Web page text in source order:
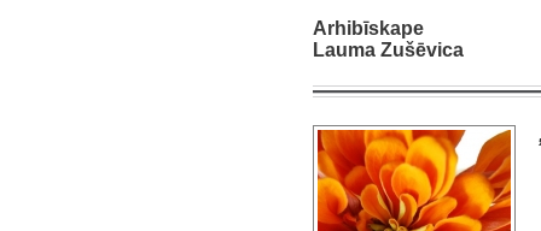
Arhibīskape
Lauma Zušēvica